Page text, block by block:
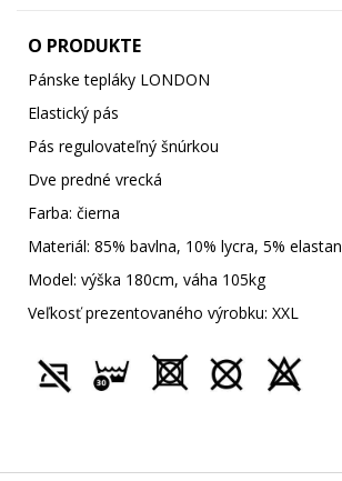
O PRODUKTE
Pánske tepláky LONDON
Elastický pás
Pás regulovateľný šnúrkou
Dve predné vrecká
Farba: čierna
Materiál: 85% bavlna, 10% lycra, 5% elastan
Model: výška 180cm, váha 105kg
Veľkosť prezentovaného výrobku: XXL